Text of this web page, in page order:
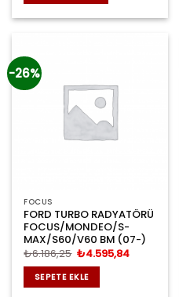
-26%
FOCUS
FORD TURBO RADYATÖRÜ
FOCUS/MONDEO/S-
MAX/S60/V60 BM (07-)
₺6.186,25 Orijinal
fiyat:
₺6.186,25.
₺4.595,84Şu
SEPETE EKLE